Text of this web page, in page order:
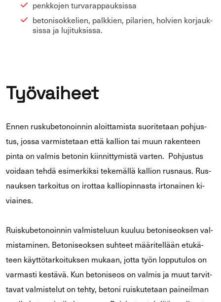
penk­ko­jen tur­va­rap­pauk­sis­sa
be­to­ni­sok­ke­lien, palk­kien, pi­la­rien, hol­vien kor­jauk­
sis­sa ja lu­ji­tuk­sis­sa.
Työ­vai­heet
Ennen rus­ku­be­to­noin­nin aloit­ta­mis­ta suo­ri­te­taan poh­jus­
tus, jossa var­mis­te­taan että kal­lion tai muun ra­ken­teen
pinta on val­mis be­to­nin kiin­nit­ty­mis­tä var­ten. Poh­jus­tus
voi­daan tehdä esi­mer­kik­si te­ke­mäl­lä kal­lion rus­naus. Rus­
nauk­sen tar­koi­tus on irot­taa kal­lio­pin­nas­ta ir­to­nai­nen ki­
viai­nes.
Ruis­ku­be­to­noin­nin val­mis­te­luun kuu­luu be­to­ni­seok­sen val­
mis­ta­mi­nen. Be­to­ni­seok­sen suh­teet mää­ri­tel­lään etu­kä­
teen käyt­tö­tar­koi­tuk­sen mu­kaan, jotta työn lop­pu­tu­los on
var­mas­ti kes­tä­vä. Kun be­to­ni­seos on val­mis ja muut tar­vit­
ta­vat val­mis­te­lut on tehty, be­to­ni ruis­ku­te­taan pai­neil­man